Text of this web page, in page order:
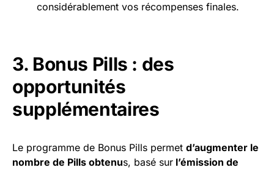
considérablement vos récompenses finales.
3. Bonus Pills : des
opportunités
supplémentaires
Le programme de Bonus Pills permet d’augmenter le
nombre de Pills obtenus, basé sur l’émission de